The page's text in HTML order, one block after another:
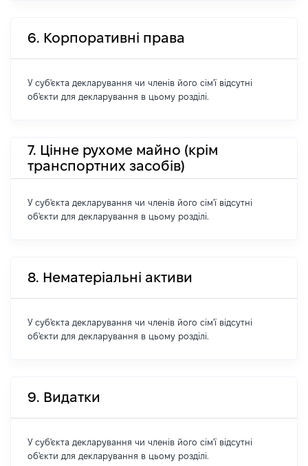
6. Корпоративні права
У суб'єкта декларування чи членів його сім'ї відсутні
об'єкти для декларування в цьому розділі.
7. Цінне рухоме майно (крім
транспортних засобів)
У суб'єкта декларування чи членів його сім'ї відсутні
об'єкти для декларування в цьому розділі.
8. Нематеріальні активи
У суб'єкта декларування чи членів його сім'ї відсутні
об'єкти для декларування в цьому розділі.
9. Видатки
У суб'єкта декларування чи членів його сім'ї відсутні
об'єкти для декларування в цьому розділі.